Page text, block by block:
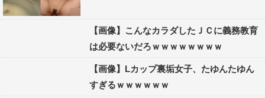
【画像】こんなカラダしたＪＣに義務教育
は必要ないだろｗｗｗｗｗｗｗｗ
【画像】Lカップ裏垢女子、たゆんたゆん
すぎるｗｗｗｗｗｗ